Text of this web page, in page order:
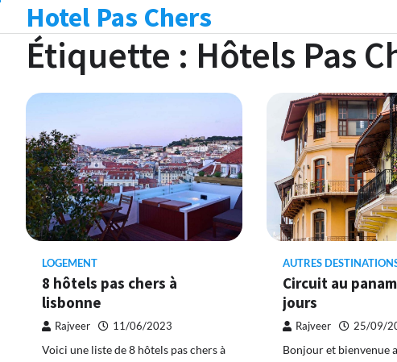
content
Hotel Pas Chers
Étiquette : Hôtels Pas
LOGEMENT
8 hôtels pas chers à
lisbonne
Rajveer 11/06/2023
Voici une liste de 8 hôtels pas chers à
AUTRES
Circuit au
jours
Rajveer 25/09/
Bonjour et bienvenue